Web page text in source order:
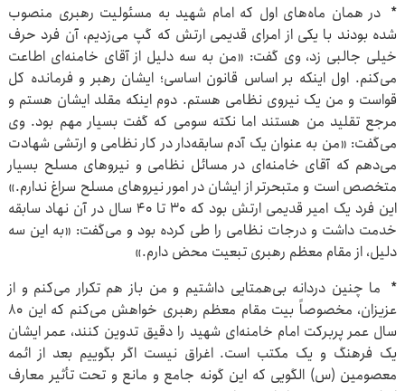
* در همان ماه‌های اول که امام شهید به مسئولیت رهبری منصوب
شده بودند با یکی از امرای قدیمی ارتش که گپ می‌زدیم، آن فرد حرف
خیلی جالبی زد، وی گفت: «من به سه دلیل از آقای خامنه‌ای اطاعت
می‌کنم. اول اینکه بر اساس قانون اساسی؛ ایشان رهبر و فرمانده کل
قواست و من یک نیروی نظامی هستم. دوم اینکه مقلد ایشان هستم و
مرجع تقلید من هستند اما نکته سومی که گفت بسیار مهم بود. وی
می‌گفت: «من به عنوان یک آدم سابقه‌دار در کار نظامی و ارتشی شهادت
می‌دهم که آقای خامنه‌ای در مسائل نظامی و نیروهای مسلح بسیار
متخصص است و متبحرتر از ایشان در امور نیروهای مسلح سراغ ندارم.»
این فرد یک امیر قدیمی ارتش بود که ۳۰ تا ۴۰ سال در آن نهاد سابقه
خدمت داشت و درجات نظامی را طی کرده بود و می‌گفت: «به این سه
دلیل، از مقام معظم رهبری تبعیت محض دارم.»
* ما چنین دردانه بی‌همتایی داشتیم و من باز هم تکرار می‌کنم و از
عزیزان، مخصوصاً بیت مقام معظم رهبری خواهش می‌کنم که این ۸۰
سال عمر پربرکت امام خامنه‌ای شهید را دقیق تدوین کنند، عمر ایشان
یک فرهنگ و یک مکتب است. اغراق نیست اگر بگوییم بعد از ائمه
معصومین (س) الگویی که این گونه جامع و مانع و تحت تأثیر معارف